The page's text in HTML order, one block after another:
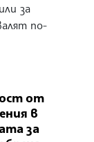
за
по-
от
в
за